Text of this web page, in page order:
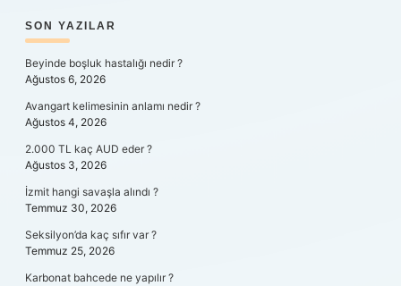
SIDEBAR
SON YAZILAR
Beyinde boşluk hastalığı nedir ?
Ağustos 6, 2026
Avangart kelimesinin anlamı nedir ?
Ağustos 4, 2026
2.000 TL kaç AUD eder ?
Ağustos 3, 2026
İzmit hangi savaşla alındı ?
Temmuz 30, 2026
Seksilyon’da kaç sıfır var ?
Temmuz 25, 2026
Karbonat bahcede ne yapılır ?